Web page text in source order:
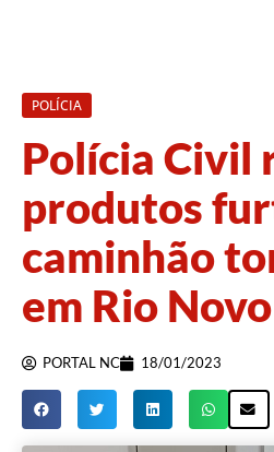
POLÍCIA
Polícia Civil
produtos
caminhão
em Rio
PORTAL NC 18/01/2023